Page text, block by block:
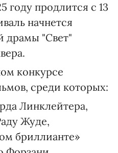
году продлится с 13
начнется
драмы "Свет"
конкурсе
среди которых:
Линклейтера,
Жуде,
бриллианте»